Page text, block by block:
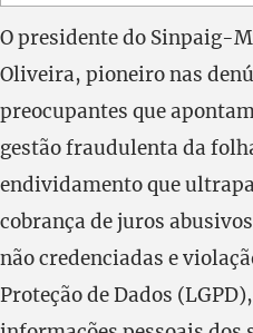
O presidente do Sinpaig-
Oliveira, pioneiro nas
preocupantes que
gestão fraudulenta da
endividamento que
cobrança de juros
não credenciadas e
Proteção de Dados